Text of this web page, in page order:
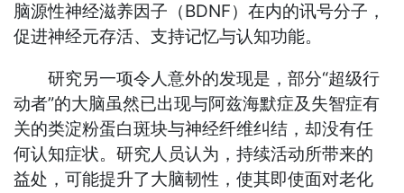
脑源性神经滋养因子（BDNF）在内的讯号分子，
促进神经元存活、支持记忆与认知功能。
研究另一项令人意外的发现是，部分“超级行
动者”的大脑虽然已出现与阿兹海默症及失智症有
关的类淀粉蛋白斑块与神经纤维纠结，却没有任
何认知症状。研究人员认为，持续活动所带来的
益处，可能提升了大脑韧性，使其即使面对老化